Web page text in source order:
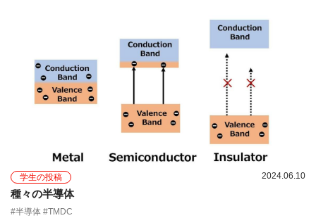
学生の投稿 2024.06.10
種々の半導体
#半導体 #TMDC